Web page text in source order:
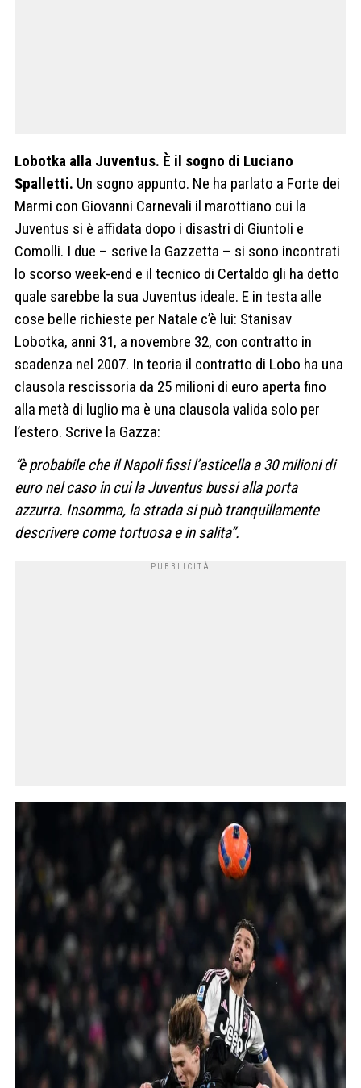
Lobotka alla Juventus. È il sogno di Luciano
Spalletti. Un sogno appunto. Ne ha parlato a Forte dei
Marmi con Giovanni Carnevali il marottiano cui la
Juventus si è affidata dopo i disastri di Giuntoli e
Comolli. I due – scrive la Gazzetta – si sono incontrati
lo scorso week-end e il tecnico di Certaldo gli ha detto
quale sarebbe la sua Juventus ideale. E in testa alle
cose belle richieste per Natale c’è lui: Stanisav
Lobotka, anni 31, a novembre 32, con contratto in
scadenza nel 2007. In teoria il contratto di Lobo ha una
clausola rescissoria da 25 milioni di euro aperta fino
alla metà di luglio ma è una clausola valida solo per
l’estero. Scrive la Gazza:
“è probabile che il Napoli fissi l’asticella a 30 milioni di
euro nel caso in cui la Juventus bussi alla porta
azzurra. Insomma, la strada si può tranquillamente
descrivere come tortuosa e in salita”.